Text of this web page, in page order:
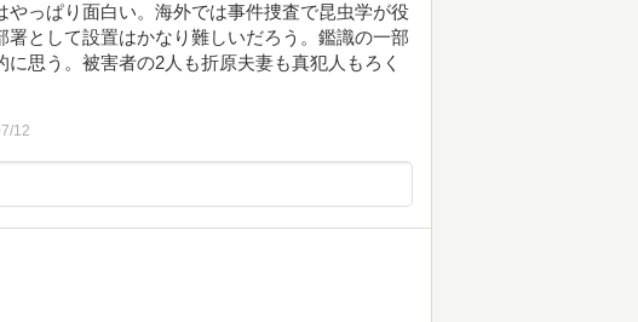
っぱり面白い。海外では事件捜査で昆虫学が役
として設置はかなり難しいだろう。鑑識の一部
思う。被害者の2人も折原夫妻も真犯人もろく
12